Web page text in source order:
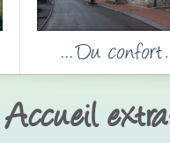
Accueil